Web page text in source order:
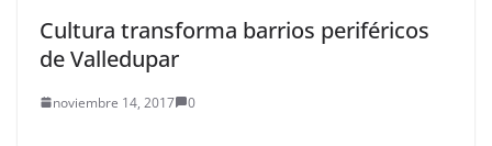
Cultura transforma barrios periféricos
de Valledupar
noviembre 14, 2017 0